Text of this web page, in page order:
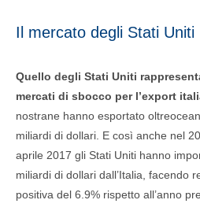
Il mercato degli Stati Uniti
Quello degli Stati Uniti
mercati di sbocco per l’export
nostrane hanno esportato
miliardi di dollari. E così anche nel
aprile 2017 gli Stati Uniti hanno
miliardi di dollari dall’Italia, facendo
positiva del 6.9% rispetto all’anno